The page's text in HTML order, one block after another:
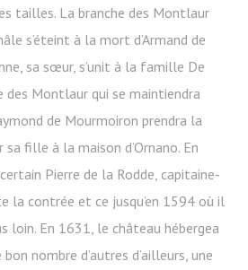
tailles. La branche des Montlaur
s’éteint à la mort d’Armand de
sa sœur, s’unit à la famille De
des Montlaur qui se maintiendra
de Mourmoiron prendra la
fille à la maison d’Ornano. En
Pierre de la Rodde, capitaine-
la contrée et ce jusqu’en 1594 où il
loin. En 1631, le château hébergea
nombre d’autres d’ailleurs, une